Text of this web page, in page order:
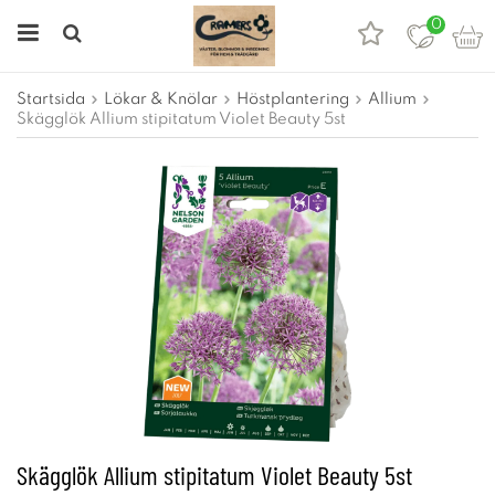
0
Startsida Lökar & Knölar Höstplantering
Allium
Skägglök Allium stipitatum Violet Beauty 5st
Skägglök Allium stipitatum Violet Beauty 5st